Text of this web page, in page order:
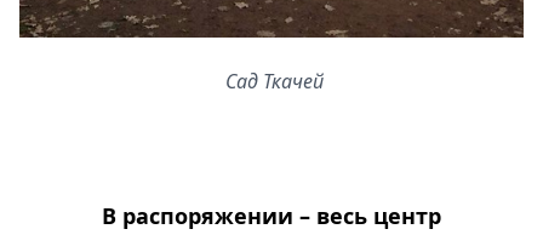
Сад Ткачей
В распоряжении – весь центр